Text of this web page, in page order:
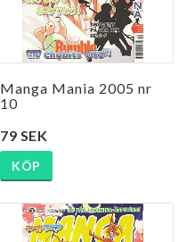
Manga Mania 2005 nr
10
79 SEK
KÖP